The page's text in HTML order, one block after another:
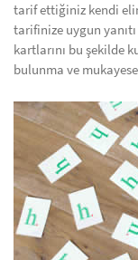
tarif ettiğiniz kendi
tarifinize uygun
kartlarını bu şekilde
bulunma ve